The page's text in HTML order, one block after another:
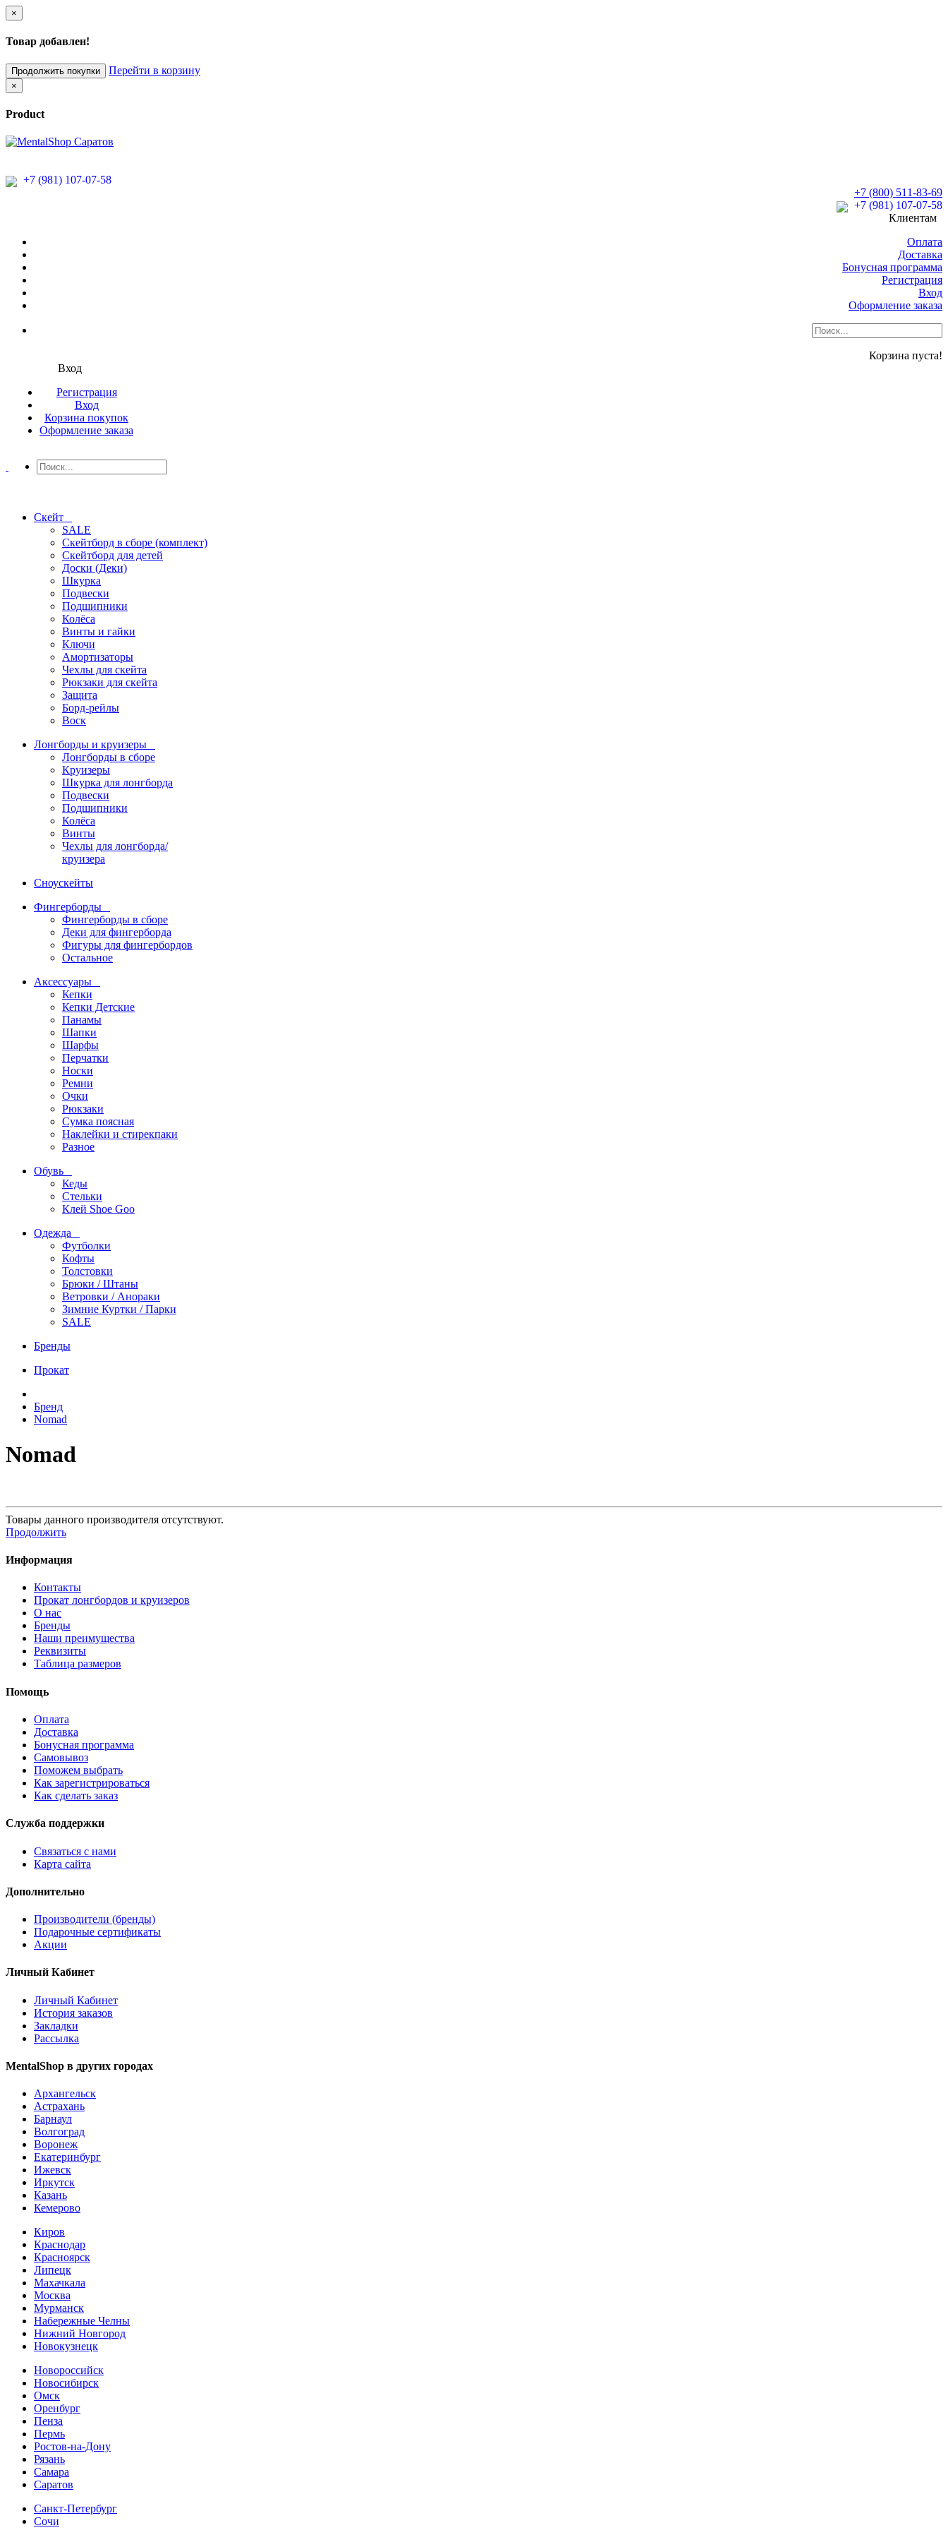
×
Товар добавлен!
Продолжить покупки Перейти в корзину
×
Product
+7 (981) 107-07-58
+7 (800) 511-83-69
+7 (981) 107-07-58
Клиентам
Оплата
Доставка
Бонусная программа
Регистрация
Вход
Оформление заказа
Корзина пуста!
Вход
Регистрация
Вход
Корзина покупок
Оформление заказа
Скейт
SALE
Скейтборд в сборе (комплект)
Скейтборд для детей
Доски (Деки)
Шкурка
Подвески
Подшипники
Колёса
Винты и гайки
Ключи
Амортизаторы
Чехлы для скейта
Рюкзаки для скейта
Защита
Борд-рейлы
Воск
Лонгборды и круизеры
Лонгборды в сборе
Круизеры
Шкурка для лонгборда
Подвески
Подшипники
Колёса
Винты
Чехлы для лонгборда/
круизера
Сноускейты
Фингерборды
Фингерборды в сборе
Деки для фингерборда
Фигуры для фингербордов
Остальное
Аксессуары
Кепки
Кепки Детские
Панамы
Шапки
Шарфы
Перчатки
Носки
Ремни
Очки
Рюкзаки
Сумка поясная
Наклейки и стирекпаки
Разное
Обувь
Кеды
Стельки
Клей Shoe Goo
Одежда
Футболки
Кофты
Толстовки
Брюки / Штаны
Ветровки / Анораки
Зимние Куртки / Парки
SALE
Бренды
Прокат
Бренд
Nomad
Nomad
Товары данного производителя отсутствуют.
Продолжить
Информация
Контакты
Прокат лонгбордов и круизеров
О нас
Бренды
Наши преимущества
Реквизиты
Таблица размеров
Помощь
Оплата
Доставка
Бонусная программа
Самовывоз
Поможем выбрать
Как зарегистрироваться
Как сделать заказ
Служба поддержки
Связаться с нами
Карта сайта
Дополнительно
Производители (бренды)
Подарочные сертификаты
Акции
Личный Кабинет
Личный Кабинет
История заказов
Закладки
Рассылка
MentalShop в других городах
Архангельск
Астрахань
Барнаул
Волгоград
Воронеж
Екатеринбург
Ижевск
Иркутск
Казань
Кемерово
Киров
Краснодар
Красноярск
Липецк
Махачкала
Москва
Мурманск
Набережные Челны
Нижний Новгород
Новокузнецк
Новороссийск
Новосибирск
Омск
Оренбург
Пенза
Пермь
Ростов-на-Дону
Рязань
Самара
Cаратов
Санкт-Петербург
Сочи